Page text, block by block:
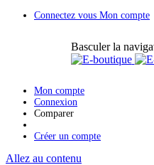
Connectez vous Mon compte
Basculer la
Mon compte
Connexion
Comparer
Créer un compte
Allez au contenu